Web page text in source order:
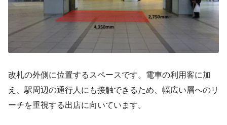
改札の外側に位置するスペースです。電車の利用客に加
え、駅周辺の通行人にも接触できるため、幅広い層へのリ
ーチを重視する出店に向いています。